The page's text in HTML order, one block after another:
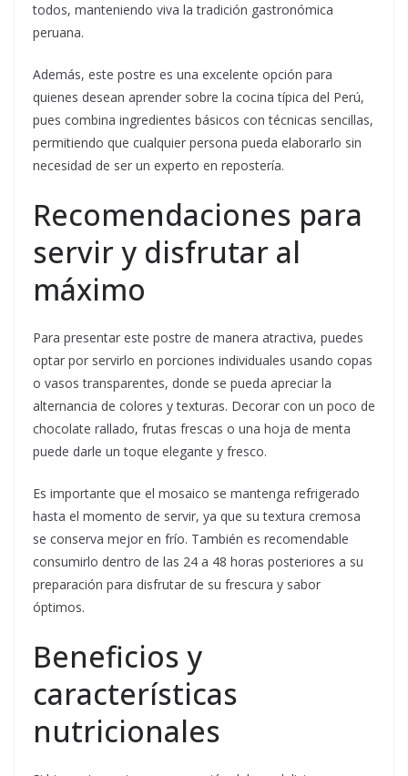
todos, manteniendo viva la tradición gastronómica
peruana.
Además, este postre es una excelente opción para
quienes desean aprender sobre la cocina típica del Perú,
pues combina ingredientes básicos con técnicas sencillas,
permitiendo que cualquier persona pueda elaborarlo sin
necesidad de ser un experto en repostería.
Recomendaciones para
servir y disfrutar al
máximo
Para presentar este postre de manera atractiva, puedes
optar por servirlo en porciones individuales usando copas
o vasos transparentes, donde se pueda apreciar la
alternancia de colores y texturas. Decorar con un poco de
chocolate rallado, frutas frescas o una hoja de menta
puede darle un toque elegante y fresco.
Es importante que el mosaico se mantenga refrigerado
hasta el momento de servir, ya que su textura cremosa
se conserva mejor en frío. También es recomendable
consumirlo dentro de las 24 a 48 horas posteriores a su
preparación para disfrutar de su frescura y sabor
óptimos.
Beneficios y
características
nutricionales